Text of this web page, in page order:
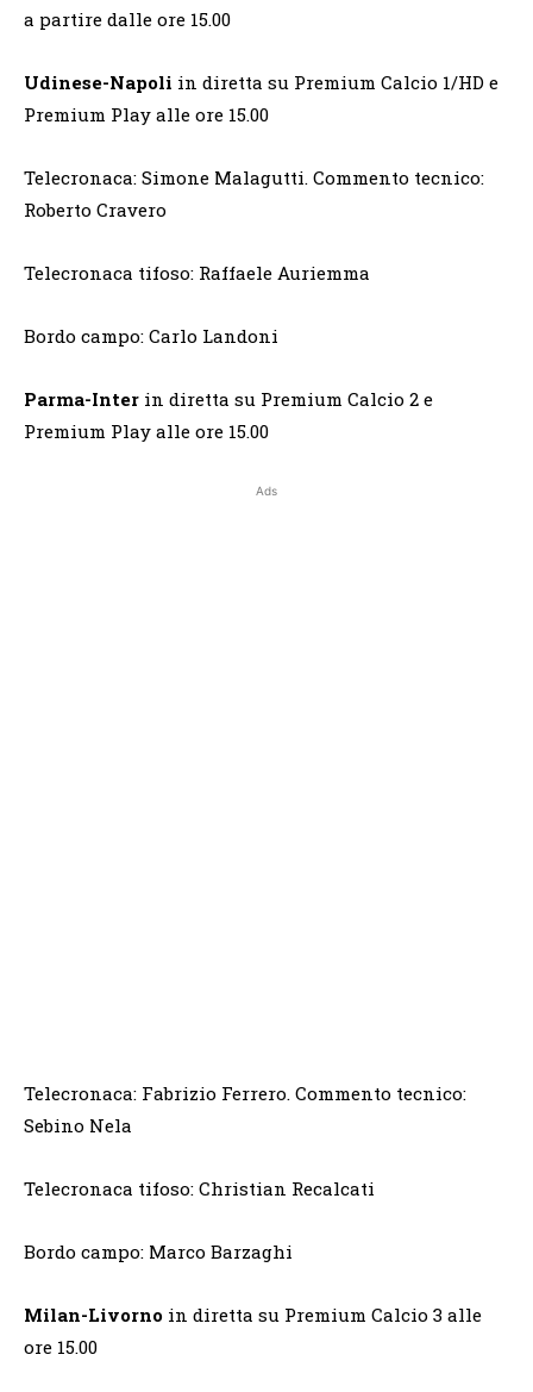
a partire dalle ore 15.00
Udinese-Napoli in diretta su Premium Calcio 1/HD e
Premium Play alle ore 15.00
Telecronaca: Simone Malagutti. Commento tecnico:
Roberto Cravero
Telecronaca tifoso: Raffaele Auriemma
Bordo campo: Carlo Landoni
Parma-Inter in diretta su Premium Calcio 2 e
Premium Play alle ore 15.00
Ads
Telecronaca: Fabrizio Ferrero. Commento tecnico:
Sebino Nela
Telecronaca tifoso: Christian Recalcati
Bordo campo: Marco Barzaghi
Milan-Livorno in diretta su Premium Calcio 3 alle
ore 15.00